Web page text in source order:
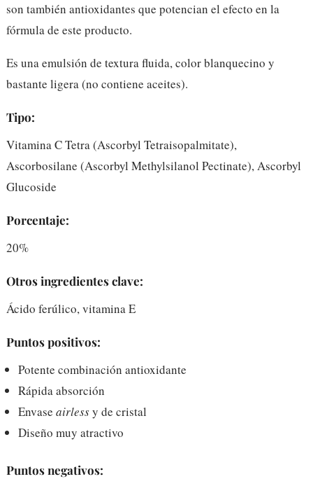
son también antioxidantes que potencian el efecto en la
fórmula de este producto.
Es una emulsión de textura fluida, color blanquecino y
bastante ligera (no contiene aceites).
Tipo:
Vitamina C Tetra (Ascorbyl Tetraisopalmitate),
Ascorbosilane (Ascorbyl Methylsilanol Pectinate), Ascorbyl
Glucoside
Porcentaje:
20%
Otros ingredientes clave:
Ácido ferúlico, vitamina E
Puntos positivos:
Potente combinación antioxidante
Rápida absorción
Envase airlessy de cristal
Diseño muy atractivo
Puntos negativos: